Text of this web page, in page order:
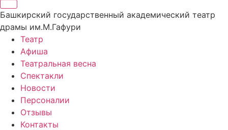
Башкирский государственный академический театр
драмы им.М.Гафури
Театр
Афиша
Театральная весна
Спектакли
Новости
Персоналии
Отзывы
Контакты